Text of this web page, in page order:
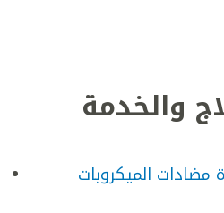
والخدمة
مضادات الميكروبات